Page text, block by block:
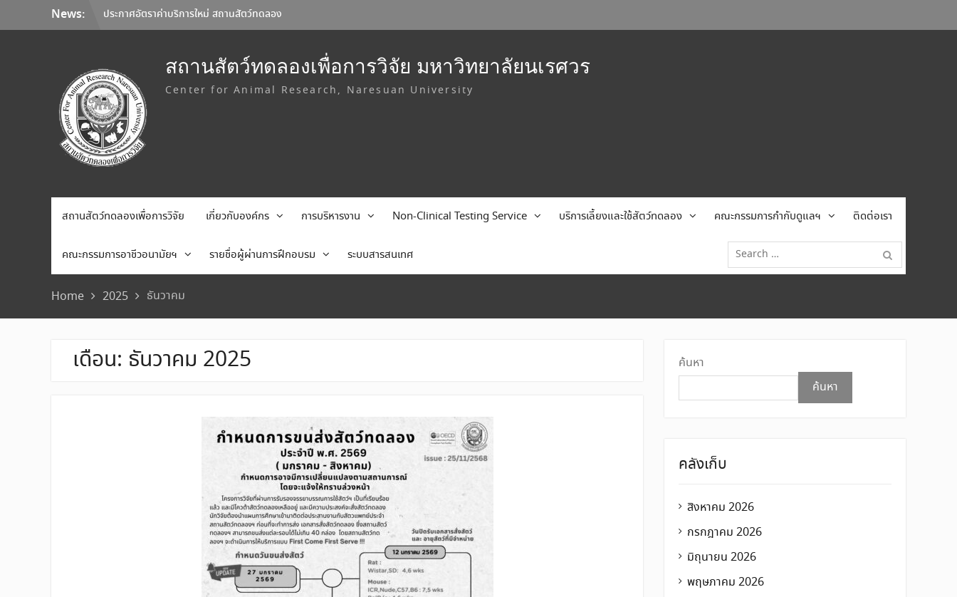
to
News:
มหาวิทยาลัยนเรศวร จับมือ Korea Institute
of Toxicology และมหาวิทยาลัยเชียงใหม่ ลง
ปลอดภัยระดับก่อนคลินิกสู่มาตรฐานสากล
การเลือกใช้อุปกรณ์คุ้มครองความปลอดภัยส่วน
บุคคล (Personal Protective Equipment:
PPE)
ประกาศอัตราค่าบริการใหม่ สถานสัตว์ทดลอง
เพื่อการวิจัย มหาวิทยาลัยนเรศวร
สถานสัตว์ทดลองเพื่อการวิจัย มหาวิทยาลัยนเรศวร
Center for Animal Research, Naresuan University
สถานสัตว์ทดลองเพื่อการวิจัย เกี่ยวกับองค์กร การบริหารงาน Non-Clinical Testing Service บริการเลี้ยงและใช้สัตว์ทดลอง คณะกรรมการกำกับดูแลฯ ติดต่อเรา
คณะกรรมการอาชีวอนามัยฯ รายชื่อผู้ผ่านการฝึกอบรม ระบบสารสนเทศ
Search
for:
Home 2025 ธันวาคม
เดือน: ธันวาคม 2025
ค้นหา
ค้นหา
คลังเก็บ
สิงหาคม 2026
กรกฎาคม 2026
มิถุนายน 2026
พฤษภาคม 2026